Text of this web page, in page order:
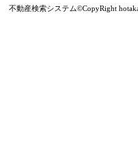
不動産検索システム©CopyRight